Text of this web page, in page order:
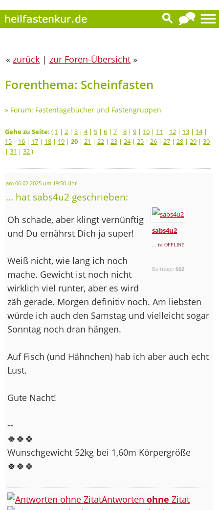
« zurück | zur Foren-Übersicht »
Forenthema: Scheinfasten
» Forum: Fastentagebücher und Fastengruppen
Gehe zu Seite: ( 1 | 2 | 3 | 4| 5 | 6 | 7 | 8 | 9 | 10 | 11 | 12 | 13 | 14|
15 | 16 | 17 | 18 | 19 | 20 | 21 | 22 | 23 | 24| 25 | 26 | 27 | 28 | 29 | 30
| 31 | 32)
am 06.02.2025 um 19:50 Uhr
... hat sabs4u2 geschrieben:
sabs4u2
... ist OFFLINE
Beiträge:662
Oh schade, aber klingt vernünftig
und Du ernährst Dich ja super!
Weiß nicht, wie lang ich noch
mache. Gewicht ist noch nicht
wirklich viel runter, aber es wird
zäh gerade. Morgen definitiv noch. Am liebsten
würde ich auch den Samstag und vielleicht sogar
Sonntag noch dran hängen.
Auf Fisch (und Hähnchen) hab ich aber auch echt
Lust.
Gute Nacht!
--
🍀🍀🍀
Wunschgewicht 52kg bei 1,60m Körpergröße
🍀🍀🍀
Antworten ohne Zitat